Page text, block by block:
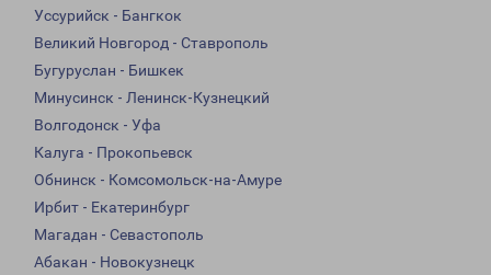
Уссурийск - Бангкок
Великий Новгород - Ставрополь
Бугуруслан - Бишкек
Минусинск - Ленинск-Кузнецкий
Волгодонск - Уфа
Калуга - Прокопьевск
Обнинск - Комсомольск-на-Амуре
Ирбит - Екатеринбург
Магадан - Севастополь
Абакан - Новокузнецк